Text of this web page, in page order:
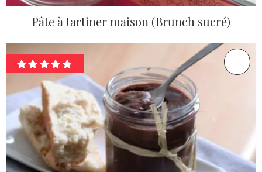
Pâte à tartiner maison (Brunch sucré)